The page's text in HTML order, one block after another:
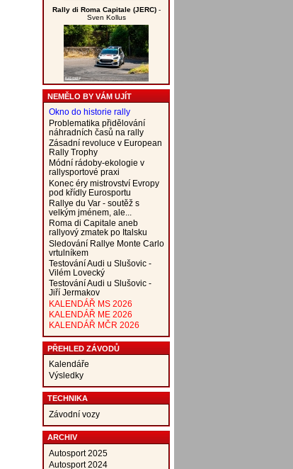
Rally di Roma Capitale (JERC)-
Sven Kollus
NEMĚLO BY VÁM UJÍT
Okno do historie rally
Problematika přidělování
náhradních časů na rally
Zásadní revoluce v European
Rally Trophy
Módní rádoby-ekologie v
rallysportové praxi
Konec éry mistrovství Evropy
pod křídly Eurosportu
Rallye du Var - soutěž s
velkým jménem, ale...
Roma di Capitale aneb
rallyový zmatek po Italsku
Sledování Rallye Monte Carlo
vrtulníkem
Testování Audi u Slušovic -
Vilém Lovecký
Testování Audi u Slušovic -
Jiří Jermakov
KALENDÁŘ MS 2026
KALENDÁŘ ME 2026
KALENDÁŘ MČR 2026
PŘEHLED ZÁVODŮ
Kalendáře
Výsledky
TECHNIKA
Závodní vozy
ARCHIV
Autosport 2025
Autosport 2024